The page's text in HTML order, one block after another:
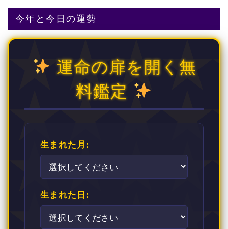
今年と今日の運勢
運命の扉を開く無
料鑑定
生まれた月:
生まれた日: